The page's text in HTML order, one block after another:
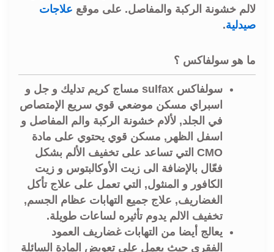
لالم خشونة الركبة والمفاصل. على موقع علاجات
صيدلية.
ما هو سولفاكس ؟
سولفاكس sulfax مساج كريم تدليك و جل و
اسبراي مسكن موضعي قوي سريع الإمتصاص
في الجلد, لألام خشونة الركبة والم المفاصل و
اسفل الظهر, مسكن قوي يحتوي على مادة
CMO التي تساعد على تخفيف الألم بشكل
فعّال بالإضافة الى زيت الأوكالبتوس و زيت
الكافور و المنثول, التي تعمل على علاج تأكل
الغضاريف, علاج جميع التهابات عظام الجسم,
تخفيف الالم يدوم تأثيره لساعات طويلة.
يعالج أيضا من التهابات غضاريف العمود
الفقري حيث يعمل على تعويض المادة السائلة